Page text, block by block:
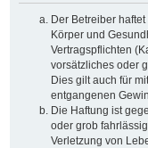
Der Betreiber
Körper und
Vertragspflichten
vorsätzliches oder
Dies gilt auch für
entgangenen
Die Haftung ist
oder grob
Verletzung von